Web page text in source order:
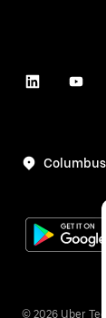
Columbus
© 2026 Uber